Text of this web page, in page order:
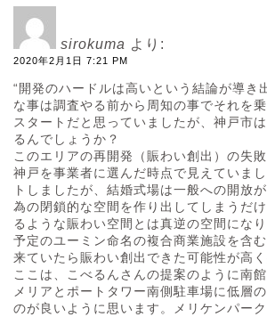
sirokuma より:
2020年2月1日 7:21 PM
“開発のハードルは高いという結論が導き
な事は調査やる前から周知の事でそれを
スタートだと思っていましたが、神戸市
るんでしょうか？
このエリアの再開発（賑わい創出）の失
神戸を事業者に選んだ時点で見えていま
トしましたが、結婚式場は一般への開放
為の閉鎖的な空間を作り出してしまうだ
るような賑わい空間とは真逆の空間にな
予定のユーミン命名の複合商業施設を含
来ていたら賑わい創出できた可能性が高く
ここは、こべるんさんの提案のように南
メリアとポートタワー南側駐車場に低層
のが良いように思います。メリケンパー